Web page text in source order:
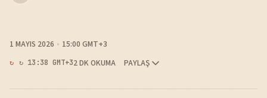
1 MAYIS 2026 15:00 GMT+3
↻ 13:38 GMT+32 DK OKUMA PAYLAŞ